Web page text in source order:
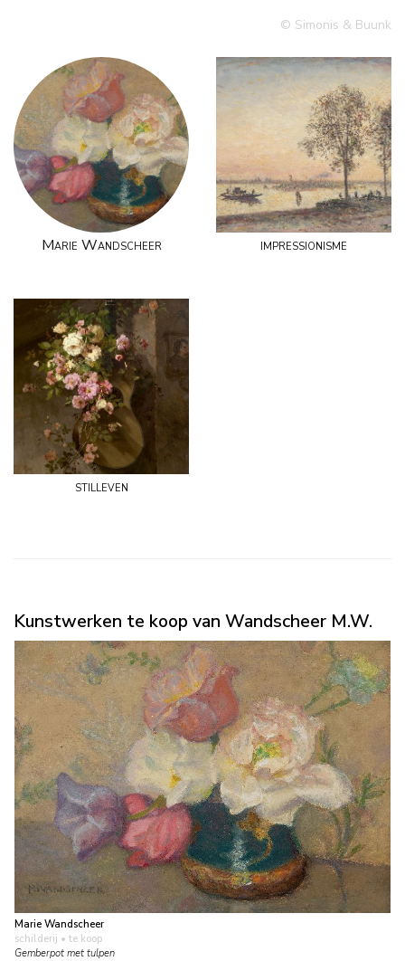
© Simonis & Buunk
Marie Wandscheer impressionisme
stilleven
Kunstwerken te koop van Wandscheer M.W.
Marie Wandscheer
schilderij • te koop
Gemberpot met tulpen